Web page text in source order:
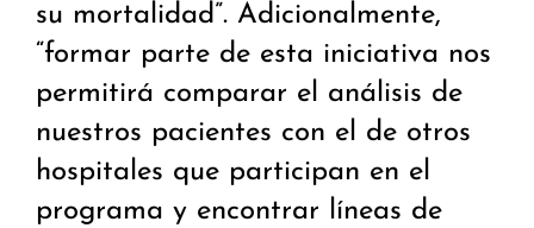
su mortalidad”. Adicionalmente,
“formar parte de esta iniciativa nos
permitirá comparar el análisis de
nuestros pacientes con el de otros
hospitales que participan en el
programa y encontrar líneas de